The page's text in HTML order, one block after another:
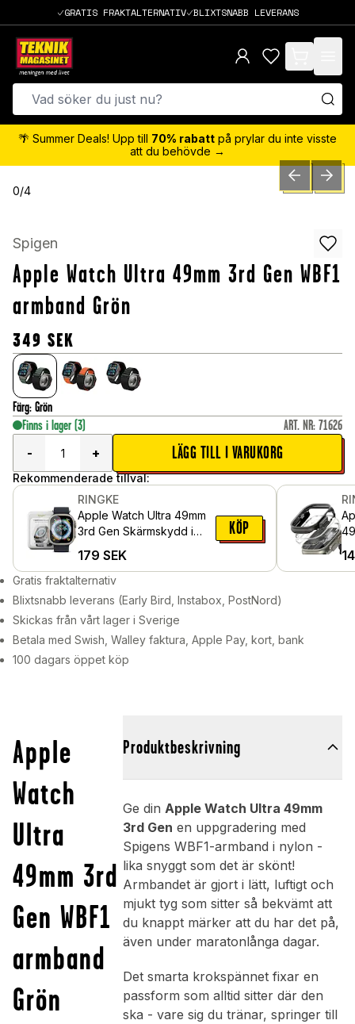
GRATIS FRAKTALTERNATIV BLIXTSNABB LEVERANS
items in cart,
🌴 Summer Deals! Upp till 70% rabatt på prylar du inte visste
att du behövde →
0/4 PREVIOUSNEXT
Spigen
Apple Watch Ultra 49mm 3rd Gen WBF1
armband Grön
349 SEK
Färg: Grön
Finns i lager (3) ART. NR: 71626
-
+ LÄGG TILL I VARUKORG
Rekommenderade tillval:
RINGKE
Apple Watch Ultra 49mm
3rd Gen Skärmskydd i
179 SEK
KÖP
Gratis fraktalternativ
Blixtsnabb leverans (Early Bird, Instabox, PostNord)
Skickas från vårt lager i Sverige
Betala med Swish, Walley faktura, Apple Pay, kort, bank
100 dagars öppet köp
Apple
Watch
Ultra
49mm 3rd
Gen WBF1
armband
Grön
Produktbeskrivning
Ge din Apple Watch Ultra 49mm
3rd Gen en uppgradering med
Spigens WBF1-armband i nylon -
lika snyggt som det är skönt!
Armbandet är gjort i lätt, luftigt och
mjukt tyg som sitter så bekvämt att
du knappt märker att du har det på,
även under maratonlånga dagar.
Det smarta krokspännet fixar en
passform som alltid sitter där den
ska - vare sig du tränar, springer till